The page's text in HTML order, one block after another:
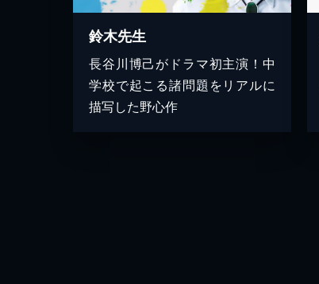
鈴木先生
長谷川博己がドラマ初主演！中
学校で起こる諸問題をリアルに
描写した野心作